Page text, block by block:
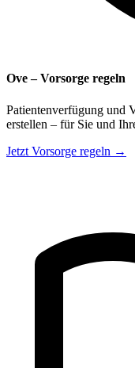
Ove – Vorsorge regeln
Patientenverfügung und
erstellen – für Sie und
Jetzt Vorsorge regeln →